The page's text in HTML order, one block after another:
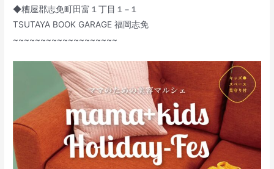
◆糟屋郡志免町田富１丁目１−１
TSUTAYA BOOK GARAGE 福岡志免
~~~~~~~~~~~~~~~~~~~